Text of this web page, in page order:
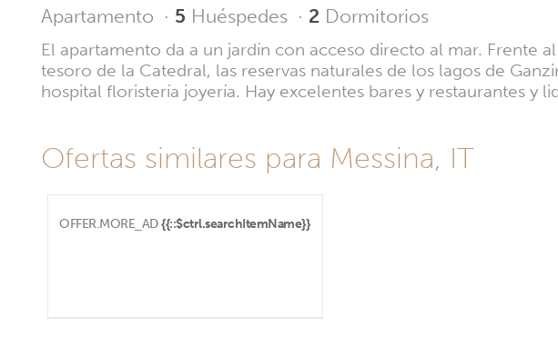
Apartamento · 5 Huéspedes · 2 Dormitorios
El apartamento da a un jardín con acceso directo al mar. Frente
tesoro de la Catedral, las reservas naturales de los lagos de
hospital floristería joyería. Hay excelentes bares y restaurantes y
Ofertas similares para Messina, IT
OFFER.MORE_AD {{::$ctrl.searchItemName}}